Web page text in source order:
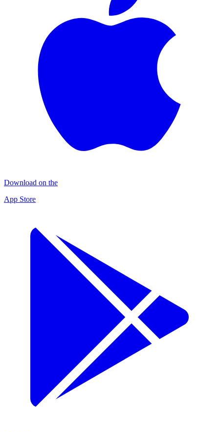
Download on the
App Store